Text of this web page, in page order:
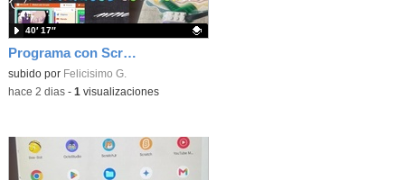
Programa con Scratch juegos con los partidos del mundial 2026 ganados por España
Contenido educativo.
subido por Felicisimo G.
40′ 17″
-hace 2 dias- 1 visualizaciones